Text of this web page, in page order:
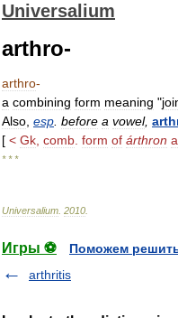
Universalium
arthro-
arthro-
a combining form meaning "
Also esp before a vowel,
[ < Gk comb form of árthron a
* * *
Universalium 2010
Игры ⚽
Поможем
arthritis